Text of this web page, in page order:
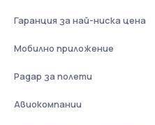
Гаранция за най-ниска цена
Мобилно приложение
Радар за полети
Авиокомпании